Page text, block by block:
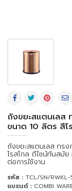
ถังขยะสแตนเลส
ขนาด 10 ลิตร สีโ
ถังขยะสแตนเลส ทร
โรสโกล ดีไซน์ทันสมั
ต่อการใช้งาน
รหัส : TCL/SN/RWKL-
แบรนด์ : COMBI